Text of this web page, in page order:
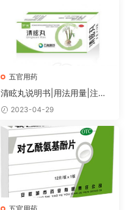
五官用药
清眩丸说明书|用法用量|注意
事项2023-04-29